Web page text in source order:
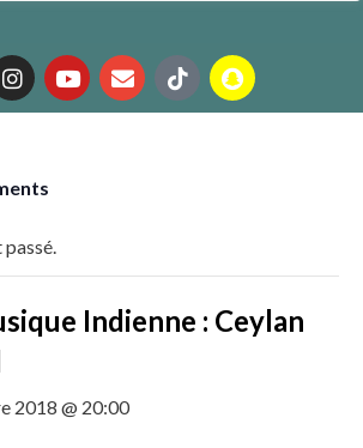
Indienne : Ceylan
2018 @ 20:00